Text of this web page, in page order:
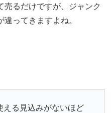
売るだけですが、ジャンク
ってきますよね。
える見込みがないほど